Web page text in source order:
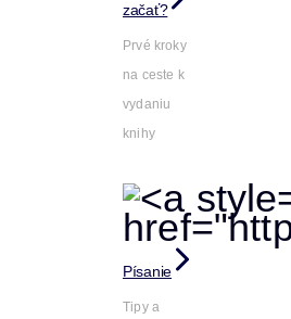
začať?
Prvé kroky
na ceste k
vydaniu
knihy
Písanie
Tipy a